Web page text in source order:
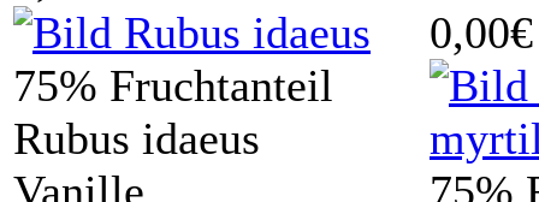
75% Fruchtanteil
Rubus idaeus
Vanille
0,00€
75%